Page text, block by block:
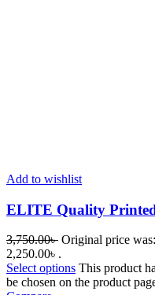
Add to wishlist
ELITE Quality
3,750.00৳ Original price
2,250.00৳ .
Select options This product
be chosen on the product